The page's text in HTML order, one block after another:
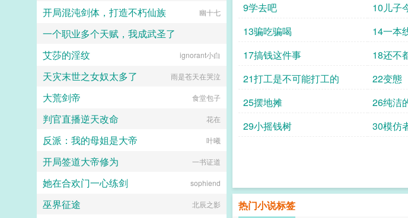
9学去吧
10儿子
13骗吃骗喝
14一本
17搞钱这件事
18还不
21打工是不可能打工的
22变態
25摆地摊
26纯洁
29小摇钱树
30模仿
热门小说标签
萌新看了眼实时在线人数5oo万，迷
人的组织叫修仙宗门？书友群
欢迎大家来玩哦）...
开局混沌剑体，打造不朽仙族 幽十七
一个职业多个天赋，我成武圣了
夜阑我听风吹雨
艾莎的淫纹 ignorant小白
天灾末世之女奴太多了 雨是苍天在哭泣
大荒剑帝 食堂包子
判官直播逆天改命 花在
反派：我的母姐是大帝 叶曦
开局签道大帝修为 一书证道
她在合欢门一心练剑 sophiend
巫界征途 北辰之影